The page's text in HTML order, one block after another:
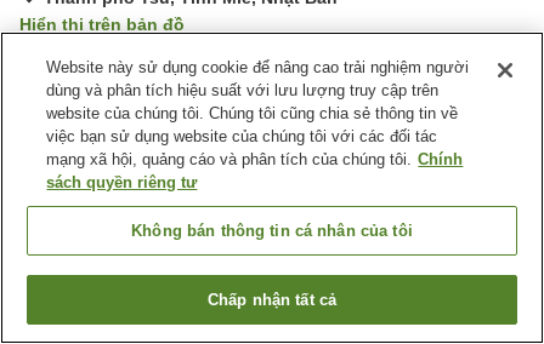
Hiển thị trên bản đồ
Rất tốt Đánh giá:122 lượt
Tiện nghi chỗ nghỉ
Bãi đỗ xe
Bể sục
Xông hơi
Trang chủ Nhật Bản Tỉnh Mie
Thành phố Tsu
Cocopa Resort Club
Tìm phòng trống
Website này sử dụng cookie để nâng cao trải nghiệm người
dùng và phân tích hiệu suất với lưu lượng truy cập trên
website của chúng tôi. Chúng tôi cũng chia sẻ thông tin về
việc bạn sử dụng website của chúng tôi với các đối tác
mạng xã hội, quảng cáo và phân tích của chúng tôi. Chính
sách quyền riêng tư
Không bán thông tin cá nhân của tôi
Chấp nhận tất cả